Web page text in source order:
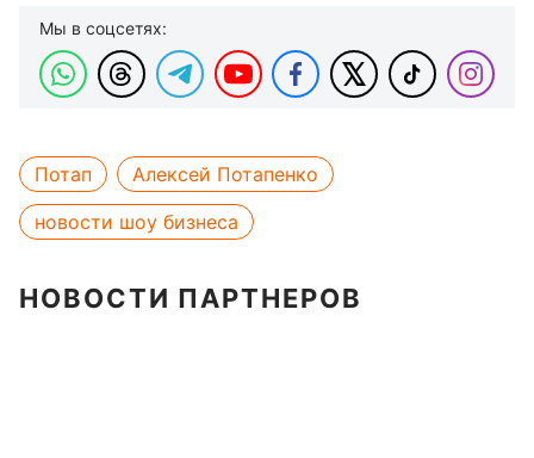
Мы в соцсетях:
Потап
Алексей Потапенко
новости шоу бизнеса
НОВОСТИ ПАРТНЕРОВ